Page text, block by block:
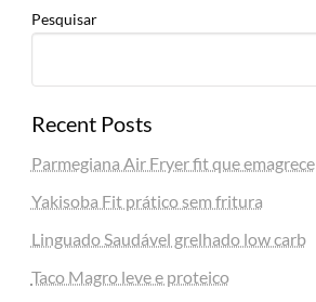
Pesquisar
Recent Posts
Parmegiana Air Fryer fit que emagrece
Yakisoba Fit prático sem fritura
Linguado Saudável grelhado low carb
Taco Magro leve e proteico